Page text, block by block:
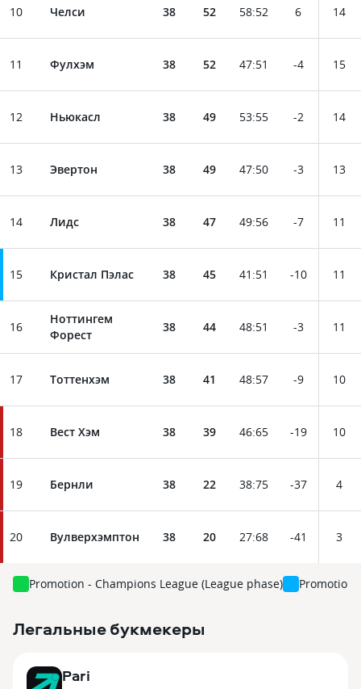
10 Челси 38 52 58:52 6 14
11 Фулхэм 38 52 47:51 -4 15
12 Ньюкасл 38 49 53:55 -2 14
13 Эвертон 38 49 47:50 -3 13
14 Лидс 38 47 49:56 -7 11
15 Кристал Пэлас 38 45 41 :51 -10 11
16
Ноттингем
Форест
38 44 48:51 -3 11
17 Тоттенхэм 38 41 48:57 -9 10
18 Вест Хэм 38 39 46:65 -19 10
19 Бернли 38 22 38:75 -37 4
20 Вулверхэмптон 38 20 27:68 -41 3
Promotion - Champions League (League phase) Promotion
Легальные букмекеры
Pari